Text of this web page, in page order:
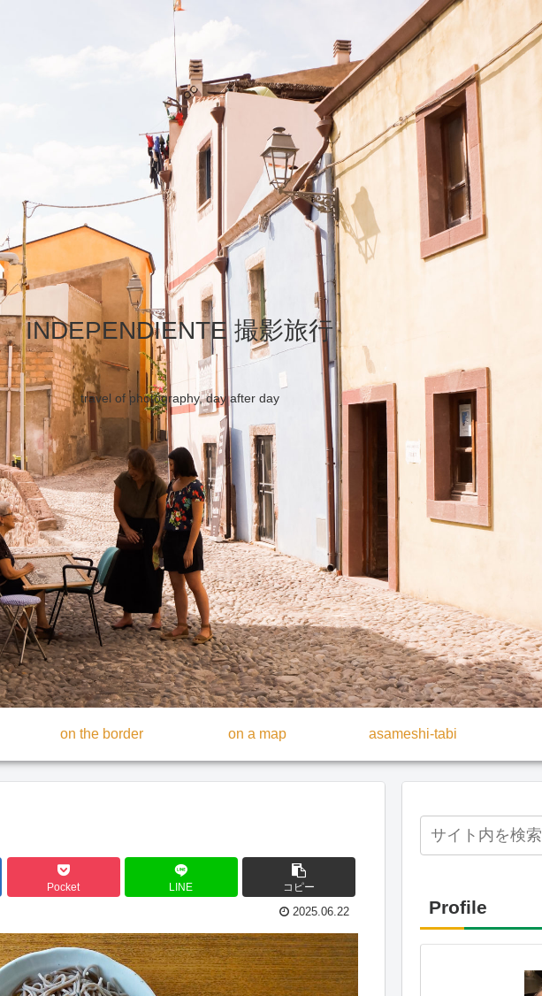
INDEPENDIENTE 撮影旅行
travel of photography, day after day
on the border on a map asameshi-tabi
Pocket LINE コピー
2025.06.22 Profile